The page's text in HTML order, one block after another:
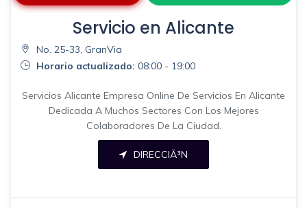
Servicio en Alicante
No. 25-33, GranVia
Horario actualizado: 08:00 - 19:00
Servicios Alicante Empresa Online De Servicios En Alicante
Dedicada A Muchos Sectores Con Los Mejores
Colaboradores De La Ciudad.
DIRECCIÃ³N